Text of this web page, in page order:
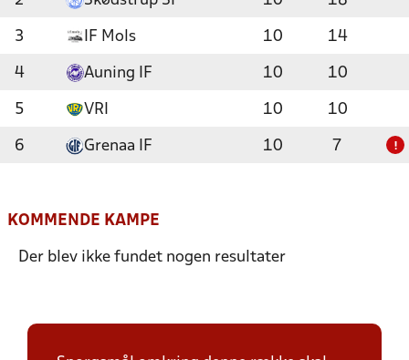
3 IF Mols 10 14
4 Auning IF 10 10
5 VRI 10 10
6 Grenaa IF 10 7 !
KOMMENDE KAMPE
Der blev ikke fundet nogen resultater